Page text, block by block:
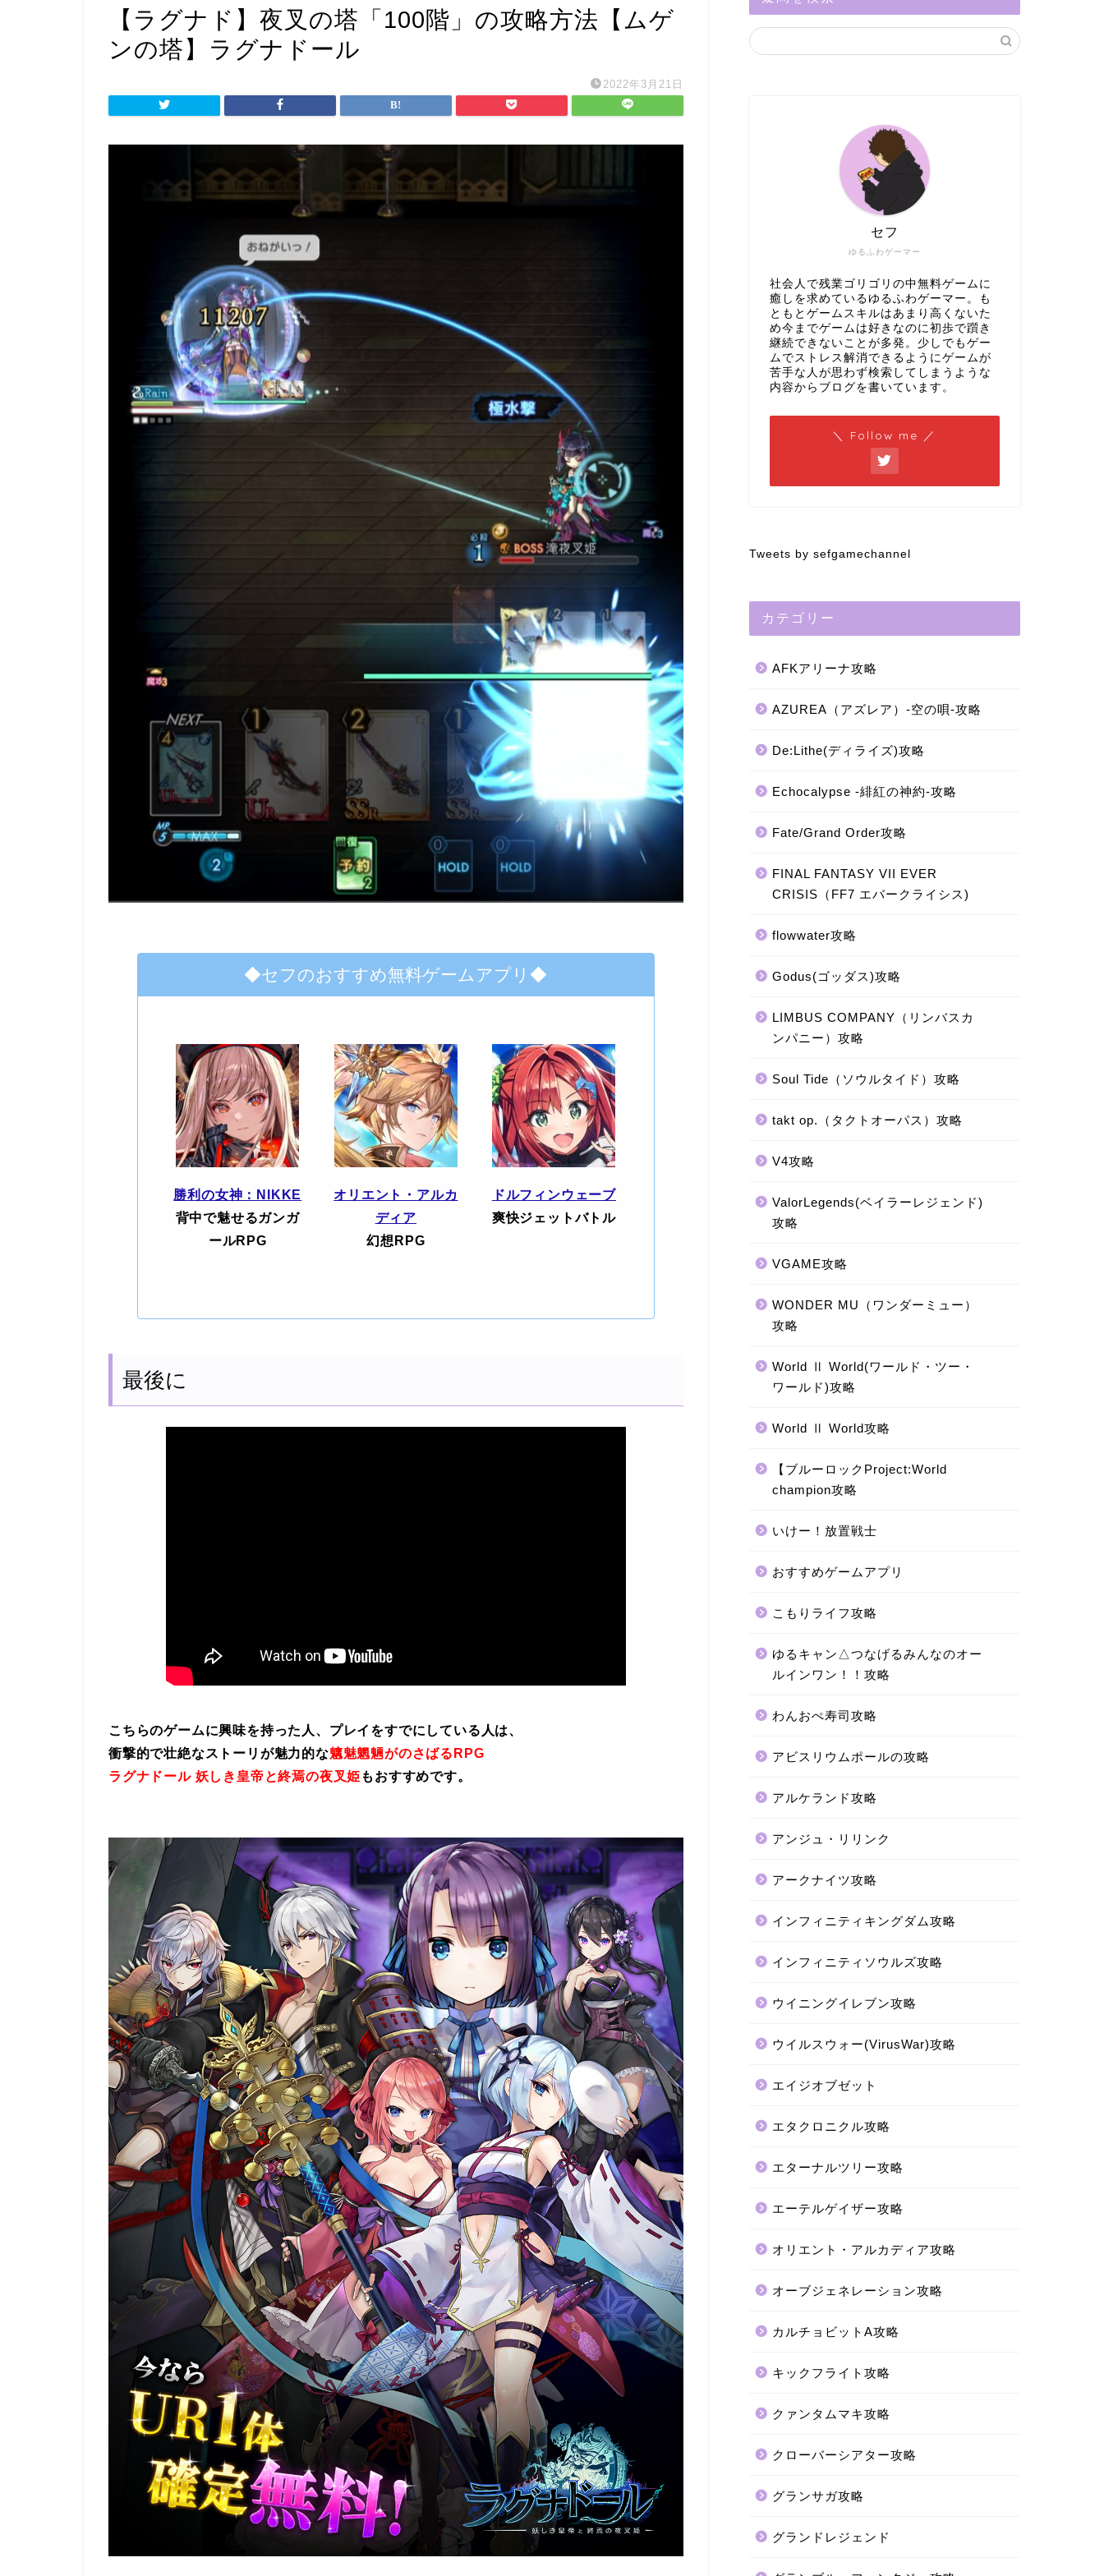
【ラグナド】夜叉の塔「100階」の攻略方法【ムゲ
ンの塔】ラグナドール
2022年3月21日
◆セフのおすすめ無料ゲームアプリ◆
勝利の女神：NIKKE
背中で魅せるガンガ
ールRPG
オリエント・アルカ
ディア
幻想RPG
ドルフィンウェーブ
爽快ジェットバトル
最後に
こちらのゲームに興味を持った人、プレイをすでにしている人は、
衝撃的で壮絶なストーリが魅力的な魑魅魍魎がのさばるRPG
ラグナドール 妖しき皇帝と終焉の夜叉姫 もおすすめです。
ゆるふわゲーマー
セフ
社会人で残業ゴリゴリの中無料ゲームに
癒しを求めているゆるふわゲーマー。も
ともとゲームスキルはあまり高くないた
め今までゲームは好きなのに初歩で躓き
継続できないことが多発。少しでもゲー
ムでストレス解消できるようにゲームが
苦手な人が思わず検索してしまうような
内容からブログを書いています。
＼ Follow me ／
Tweets by sefgamechannel
カテゴリー
AFKアリーナ攻略
AZUREA（アズレア）-空の唄-攻略
De:Lithe(ディライズ)攻略
Echocalypse -緋紅の神約-攻略
Fate/Grand Order攻略
FINAL FANTASY VII EVER
CRISIS（FF7 エバークライシス)
flowwater攻略
Godus(ゴッダス)攻略
LIMBUS COMPANY（リンバスカ
ンパニー）攻略
Soul Tide（ソウルタイド）攻略
takt op.（タクトオーパス）攻略
V4攻略
ValorLegends(ベイラーレジェンド)
攻略
VGAME攻略
WONDER MU（ワンダーミュー）
攻略
World Ⅱ World(ワールド・ツー・
ワールド)攻略
World Ⅱ World攻略
【ブルーロックProject:World
champion攻略
いけー！放置戦士
おすすめゲームアプリ
こもりライフ攻略
ゆるキャン△つなげるみんなのオー
ルインワン！！攻略
わんおぺ寿司攻略
アビスリウムポールの攻略
アルケランド攻略
アンジュ・リリンク
アークナイツ攻略
インフィニティキングダム攻略
インフィニティソウルズ攻略
ウイニングイレブン攻略
ウイルスウォー(VirusWar)攻略
エイジオブゼット
エタクロニクル攻略
エターナルツリー攻略
エーテルゲイザー攻略
オリエント・アルカディア攻略
オーブジェネレーション攻略
カルチョビットA攻略
キックフライト攻略
クァンタムマキ攻略
クローバーシアター攻略
グランサガ攻略
グランドレジェンド